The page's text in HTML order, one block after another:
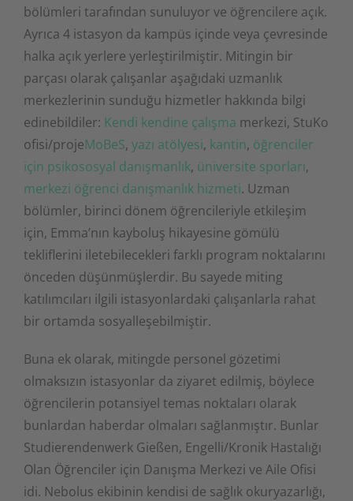
bölümleri tarafından sunuluyor ve öğrencilere açık.
Ayrıca 4 istasyon da kampüs içinde veya çevresinde
halka açık yerlere yerleştirilmiştir. Mitingin bir
parçası olarak çalışanlar aşağıdaki uzmanlık
merkezlerinin sunduğu hizmetler hakkında bilgi
edinebildiler: Kendi kendine çalışma merkezi, StuKo
ofisi/projeMoBeS, yazı atölyesi, kantin, öğrenciler
için psikososyal danışmanlık, üniversite sporları,
merkezi öğrenci danışmanlık hizmeti. Uzman
bölümler, birinci dönem öğrencileriyle etkileşim
için, Emma’nın kayboluş hikayesine gömülü
tekliflerini iletebilecekleri farklı program noktalarını
önceden düşünmüşlerdir. Bu sayede miting
katılımcıları ilgili istasyonlardaki çalışanlarla rahat
bir ortamda sosyalleşebilmiştir.
Buna ek olarak, mitingde personel gözetimi
olmaksızın istasyonlar da ziyaret edilmiş, böylece
öğrencilerin potansiyel temas noktaları olarak
bunlardan haberdar olmaları sağlanmıştır. Bunlar
Studierendenwerk Gießen, Engelli/Kronik Hastalığı
Olan Öğrenciler için Danışma Merkezi ve Aile Ofisi
idi. Nebolus ekibinin kendisi de sağlık okuryazarlığı,